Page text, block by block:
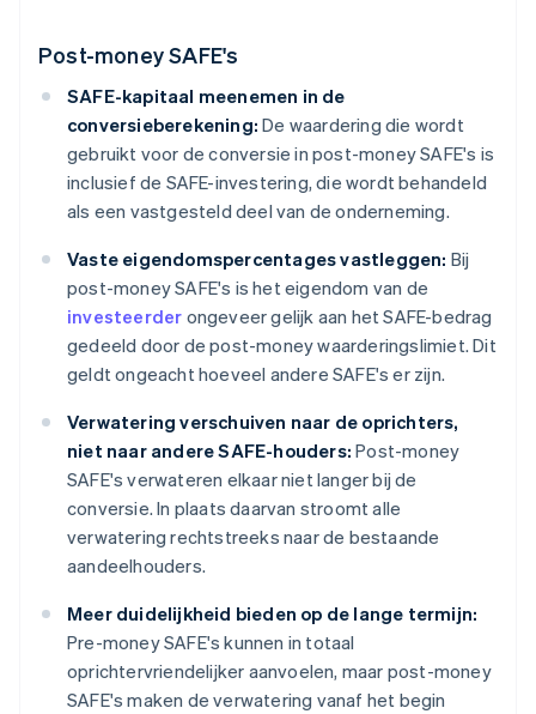
Post-money SAFE's
SAFE-kapitaal meenemen in de
conversieberekening: De waardering die wordt
gebruikt voor de conversie in post-money SAFE's is
inclusief de SAFE-investering, die wordt behandeld
als een vastgesteld deel van de onderneming.
Vaste eigendomspercentages vastleggen: Bij
post-money SAFE's is het eigendom van de
investeerder ongeveer gelijk aan het SAFE-bedrag
gedeeld door de post-money waarderingslimiet. Dit
geldt ongeacht hoeveel andere SAFE's er zijn.
Verwatering verschuiven naar de oprichters,
niet naar andere SAFE-houders: Post-money
SAFE's verwateren elkaar niet langer bij de
conversie. In plaats daarvan stroomt alle
verwatering rechtstreeks naar de bestaande
aandeelhouders.
Meer duidelijkheid bieden op de lange termijn:
Pre-money SAFE's kunnen in totaal
oprichtervriendelijker aanvoelen, maar post-money
SAFE's maken de verwatering vanaf het begin